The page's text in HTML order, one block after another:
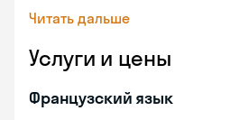
Читать дальше
Услуги и цены
Французский язык